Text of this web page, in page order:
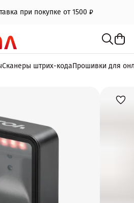
при покупке от 1500 ₽
Сканеры штрих-кодаПрошивки для